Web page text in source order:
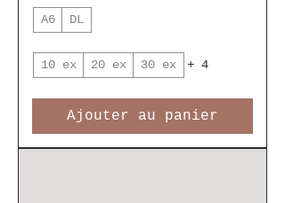
A6 DL
10 ex 20 ex 30 ex + 4
Ajouter au panier